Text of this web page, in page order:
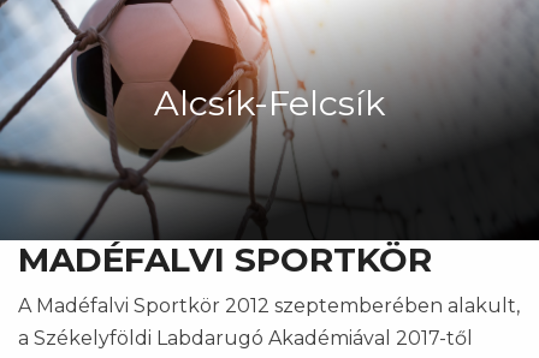
Alcsík-Felcsík
MADÉFALVI SPORTKÖR
A Madéfalvi Sportkör 2012 szeptemberében alakult,
a Székelyföldi Labdarugó Akadémiával 2017-től